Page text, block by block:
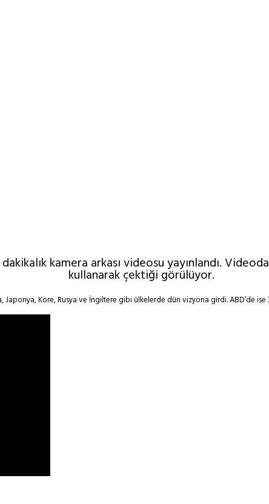
kamera arkası videosu yayınlandı.
kullanarak çektiği görülüyor.
Kore, Rusya ve İngiltere gibi ülkelerde dün vizyona girdi. ABD’de ise